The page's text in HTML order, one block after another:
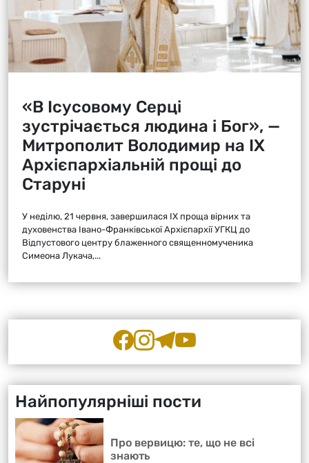
«В Ісусовому Серці
зустрічається людина і Бог», —
Митрополит Володимир на ІХ
Архієпархіальній прощі до
Старуні
У неділю, 21 червня, завершилася ІХ проща вірних та
духовенства Івано-Франківської Архієпархії УГКЦ до
Відпустового центру блаженного священномученика
Симеона Лукача,...
Найпопулярніші пости
Про вервицю: те, що не всі
знають